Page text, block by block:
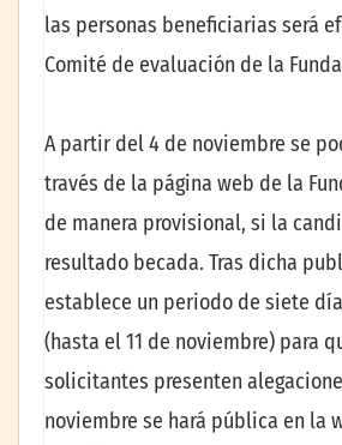
las personas beneficiarias será
Comité de evaluación de la
A partir del 4 de noviembre se
través de la página web de la
de manera provisional, si la
resultado becada. Tras dicha
establece un periodo de siete
(hasta el 11 de noviembre) para
solicitantes presenten
noviembre se hará pública en la